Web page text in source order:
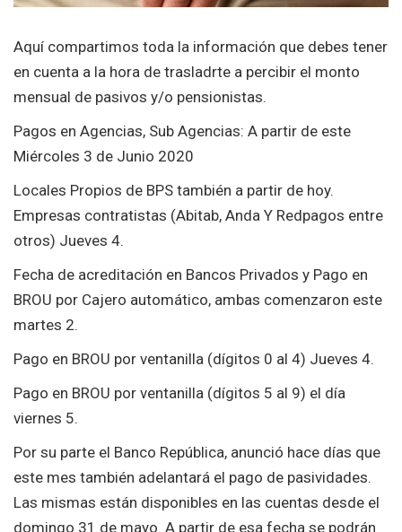
Aquí compartimos toda la información que debes tener
en cuenta a la hora de trasladrte a percibir el monto
mensual de pasivos y/o pensionistas.
Pagos en Agencias, Sub Agencias: A partir de este
Miércoles 3 de Junio 2020
Locales Propios de BPS también a partir de hoy.
Empresas contratistas (Abitab, Anda Y Redpagos entre
otros) Jueves 4.
Fecha de acreditación en Bancos Privados y Pago en
BROU por Cajero automático, ambas comenzaron este
martes 2.
Pago en BROU por ventanilla (dígitos 0 al 4) Jueves 4.
Pago en BROU por ventanilla (dígitos 5 al 9) el día
viernes 5.
Por su parte el Banco República, anunció hace días que
este mes también adelantará el pago de pasividades.
Las mismas están disponibles en las cuentas desde el
domingo 31 de mayo. A partir de esa fecha se podrán